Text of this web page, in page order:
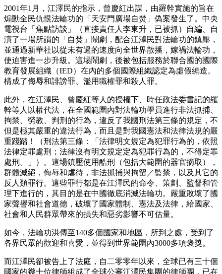
2001年1月，江澤民的指示，曾慶紅出謀，由羅幹實施的旨在
煽動全民仇恨法輪功的「天安門廣場自焚」偽案發生了。中央
電視台「焦點訪談」（直接責任人李東升，已被抓）自編、自
演了一場所謂的「自焚」鬧劇，配合江澤民對法輪功的鎮壓，
並通過新華社以從未有過的速度向全世界散播，嫁禍法輪功，
使迫害進一步升級。這場鬧劇，後被包括服務於聯合國的國際
教育發展組織（IED）在內的多個國際組織認定為虛假編造。
構成了侮辱和誹謗罪、濫用職權罪和殺人罪。
此外，在江澤民、曾慶紅等人的授權下、時任政法委書記的羅
幹等人以權代法，在全國範圍內對法輪功學員進行非法抓捕、
拘禁、勞教、判刑的行為，違反了我國刑法第三條的規定，不
但是極其嚴重的違法行為，而且是對我國憲法和法律法規的嚴
重踐踏！（刑法第三條：「法律明文規定為犯罪行為的，依照
法律定罪處刑；法律沒有明文規定定為犯罪行為的，不得定罪
處刑。」）。這場鎮壓使用酷刑（包括大範圍的器官摘取），
群體滅絕，侮辱和虐待，非法抓捕與拘留／監禁，以及其它的
反人類罪行。這些罪行都是在江澤民的命令、策劃、監督和管
理下進行的，其目的是在中國徹底消滅法輪功。嚴重敗壞了國
家聲譽和社會道德，破壞了國家體制、憲法及法律，給國家、
社會和人民群眾帶來的損失和惡劣影響不可估量。
如今，法輪功洪傳至140多個國家和地區，所到之處，受到了
各界民眾的歡迎和喜愛，並得到世界範圍內3000多項褒獎。
而江澤民卻被告上了法庭，自二零零年以來，全球已有三十個
國家的幾十位律師組成了全球公審江澤民集團的律師團，已在